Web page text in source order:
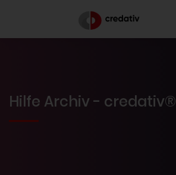
Hilfe Archiv - credativ®